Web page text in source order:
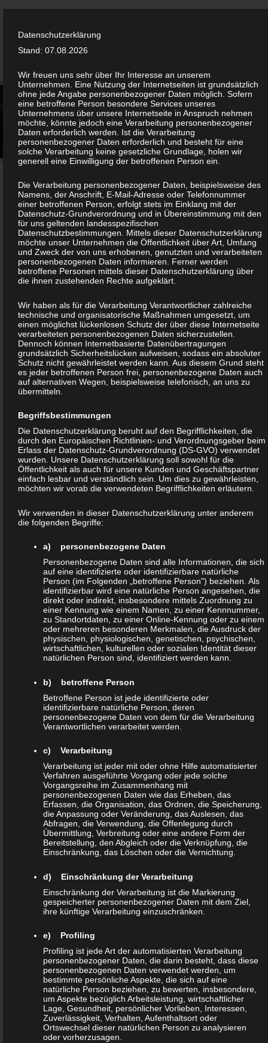
CHRISTIANE ALLES
Datenschutzerklärung
Stand: 07.08.2026
Wir freuen uns sehr über Ihr Interesse an unserem Unternehmen.
Eine Nutzung der Internetseiten ist grundsätzlich ohne jede
Angabe personenbezogener Daten möglich. Sofern eine
betroffene Person besondere Services unseres Unternehmens
über unsere Internetseite in Anspruch nehmen möchte, könnte
jedoch eine Verarbeitung personenbezogener Daten erforderlich
werden. Ist die Verarbeitung personenbezogener Daten
erforderlich und besteht für eine solche Verarbeitung keine
gesetzliche Grundlage, holen wir generell eine Einwilligung der
Die Verarbeitung personenbezogener Daten, beispielsweise des
Namens, der Anschrift, E-Mail-Adresse oder Telefonnummer einer
betroffenen Person, erfolgt stets im Einklang mit der Datenschutz-
Grundverordnung und in Übereinstimmung mit den für uns
geltenden landesspezifischen Datenschutzbestimmungen. Mittels
dieser Datenschutzerklärung möchte unser Unternehmen die
Öffentlichkeit über Art, Umfang und Zweck der von uns
dieser Datenschutzerklärung über die ihnen zustehenden Rechte
aufgeklärt.
Wir haben als für die Verarbeitung Verantwortlicher zahlreiche
technische und organisatorische Maßnahmen umgesetzt, um
einen möglichst lückenlosen Schutz der über diese Internetseite
verarbeiteten personenbezogenen Daten sicherzustellen.
grundsätzlich Sicherheitslücken aufweisen, sodass ein absoluter
Schutz nicht gewährleistet werden kann. Aus diesem Grund steht
es jeder betroffenen Person frei, personenbezogene Daten auch
auf alternativen Wegen, beispielsweise telefonisch, an uns zu
übermitteln.
Begriffsbestimmungen
Die Datenschutzerklärung beruht auf den Begrifflichkeiten, die
durch den Europäischen Richtlinien- und Verordnungsgeber beim
Erlass der Datenschutz-Grundverordnung (DS-GVO) verwendet
wurden. Unsere Datenschutzerklärung soll sowohl für die
einfach lesbar und verständlich sein. Um dies zu gewährleisten,
möchten wir vorab die verwendeten Begrifflichkeiten erläutern.
folgenden Begriffe:
a) personenbezogene Daten
Personenbezogene Daten sind alle Informationen, die sich
auf eine identifizierte oder identifizierbare natürliche Person
(im Folgenden „betroffene Person") beziehen. Als
identifizierbar wird eine natürliche Person angesehen, die
Datenschutzerklärung
Stand: 07.08.2026
Wir freuen uns sehr über Ihr Interesse an unserem
Unternehmen. Eine Nutzung der Internetseiten ist grundsätzlich
ohne jede Angabe personenbezogener Daten möglich. Sofern
eine betroffene Person besondere Services unseres
Unternehmens über unsere Internetseite in Anspruch nehmen
möchte, könnte jedoch eine Verarbeitung personenbezogener
Daten erforderlich werden. Ist die Verarbeitung
personenbezogener Daten erforderlich und besteht für eine
solche Verarbeitung keine gesetzliche Grundlage, holen wir
generell eine Einwilligung der betroffenen Person ein.
Die Verarbeitung personenbezogener Daten, beispielsweise des
Namens, der Anschrift, E-Mail-Adresse oder Telefonnummer
einer betroffenen Person, erfolgt stets im Einklang mit der
Datenschutz-Grundverordnung und in Übereinstimmung mit den
für uns geltenden landesspezifischen
Datenschutzbestimmungen. Mittels dieser Datenschutzerklärung
möchte unser Unternehmen die Öffentlichkeit über Art, Umfang
und Zweck der von uns erhobenen, genutzten und verarbeiteten
personenbezogenen Daten informieren. Ferner werden
betroffene Personen mittels dieser Datenschutzerklärung über
die ihnen zustehenden Rechte aufgeklärt.
Wir haben als für die Verarbeitung Verantwortlicher zahlreiche
technische und organisatorische Maßnahmen umgesetzt, um
einen möglichst lückenlosen Schutz der über diese Internetseite
verarbeiteten personenbezogenen Daten sicherzustellen.
Dennoch können Internetbasierte Datenübertragungen
grundsätzlich Sicherheitslücken aufweisen, sodass ein absoluter
Schutz nicht gewährleistet werden kann. Aus diesem Grund steht
es jeder betroffenen Person frei, personenbezogene Daten auch
auf alternativen Wegen, beispielsweise telefonisch, an uns zu
übermitteln.
Begriffsbestimmungen
Die Datenschutzerklärung beruht auf den Begrifflichkeiten, die
durch den Europäischen Richtlinien- und Verordnungsgeber beim
Erlass der Datenschutz-Grundverordnung (DS-GVO) verwendet
wurden. Unsere Datenschutzerklärung soll sowohl für die
Öffentlichkeit als auch für unsere Kunden und Geschäftspartner
einfach lesbar und verständlich sein. Um dies zu gewährleisten,
möchten wir vorab die verwendeten Begrifflichkeiten erläutern.
Wir verwenden in dieser Datenschutzerklärung unter anderem
die folgenden Begriffe:
a) personenbezogene Daten
Personenbezogene Daten sind alle Informationen, die sich
auf eine identifizierte oder identifizierbare natürliche
Person (im Folgenden „betroffene Person") beziehen. Als
identifizierbar wird eine natürliche Person angesehen, die
direkt oder indirekt, insbesondere mittels Zuordnung zu
einer Kennung wie einem Namen, zu einer Kennnummer,
zu Standortdaten, zu einer Online-Kennung oder zu einem
oder mehreren besonderen Merkmalen, die Ausdruck der
physischen, physiologischen, genetischen, psychischen,
wirtschaftlichen, kulturellen oder sozialen Identität dieser
natürlichen Person sind, identifiziert werden kann.
b) betroffene Person
Betroffene Person ist jede identifizierte oder
identifizierbare natürliche Person, deren
personenbezogene Daten von dem für die Verarbeitung
Verantwortlichen verarbeitet werden.
c) Verarbeitung
Verarbeitung ist jeder mit oder ohne Hilfe automatisierter
Verfahren ausgeführte Vorgang oder jede solche
Vorgangsreihe im Zusammenhang mit
personenbezogenen Daten wie das Erheben, das
Erfassen, die Organisation, das Ordnen, die Speicherung,
die Anpassung oder Veränderung, das Auslesen, das
Abfragen, die Verwendung, die Offenlegung durch
Übermittlung, Verbreitung oder eine andere Form der
Bereitstellung, den Abgleich oder die Verknüpfung, die
Einschränkung, das Löschen oder die Vernichtung.
d) Einschränkung der Verarbeitung
Einschränkung der Verarbeitung ist die Markierung
gespeicherter personenbezogener Daten mit dem Ziel,
ihre künftige Verarbeitung einzuschränken.
e) Profiling
Profiling ist jede Art der automatisierten Verarbeitung
personenbezogener Daten, die darin besteht, dass diese
personenbezogenen Daten verwendet werden, um
bestimmte persönliche Aspekte, die sich auf eine
natürliche Person beziehen, zu bewerten, insbesondere,
um Aspekte bezüglich Arbeitsleistung, wirtschaftlicher
Lage, Gesundheit, persönlicher Vorlieben, Interessen,
Zuverlässigkeit, Verhalten, Aufenthaltsort oder
Ortswechsel dieser natürlichen Person zu analysieren
oder vorherzusagen.